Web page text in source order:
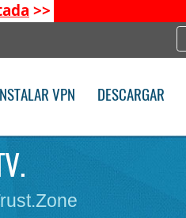
>>
INSTALAR VPN DESCARGAR